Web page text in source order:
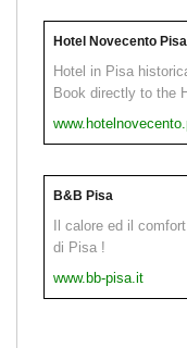
Hotel Novecento Pisa
Hotel in Pisa
Book directly to the
B&B Pisa
Il calore ed il
di Pisa !
www.bb-pisa.it